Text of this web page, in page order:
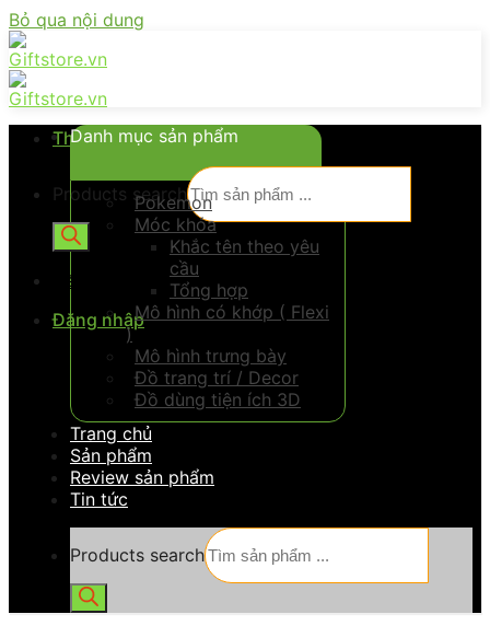
Bỏ qua nội dung
Thực đơn
Products search
Đăng nhập
Đăng nhập
Danh mục sản phẩm
Pokemon
Móc khóa
Khắc tên theo yêu
cầu
Tổng hợp
Mô hình có khớp ( Flexi
)
Mô hình trưng bày
Đồ trang trí / Decor
Đồ dùng tiện ích 3D
Trang chủ
Sản phẩm
Review sản phẩm
Tin tức
Products search